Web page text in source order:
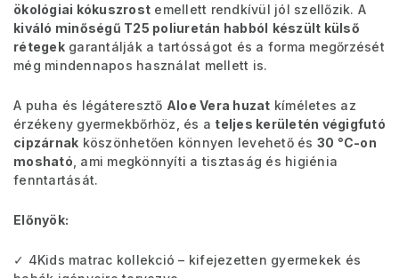
ökológiai kókuszrost emellett rendkívül jól szellőzik. A
kiváló minőségű T25 poliuretán habból készült külső
rétegekgarantálják a tartósságot és a forma megőrzését
még mindennapos használat mellett is.
A puha és légáteresztő Aloe Vera huzat kíméletes az
érzékeny gyermekbőrhöz, és a teljes kerületén végigfutó
cipzárnak köszönhetően könnyen levehető és 30 °C-on
mosható , ami megkönnyíti a tisztaság és higiénia
fenntartását.
Előnyök:
✓ 4Kids matrac kollekció – kifejezetten gyermekek és